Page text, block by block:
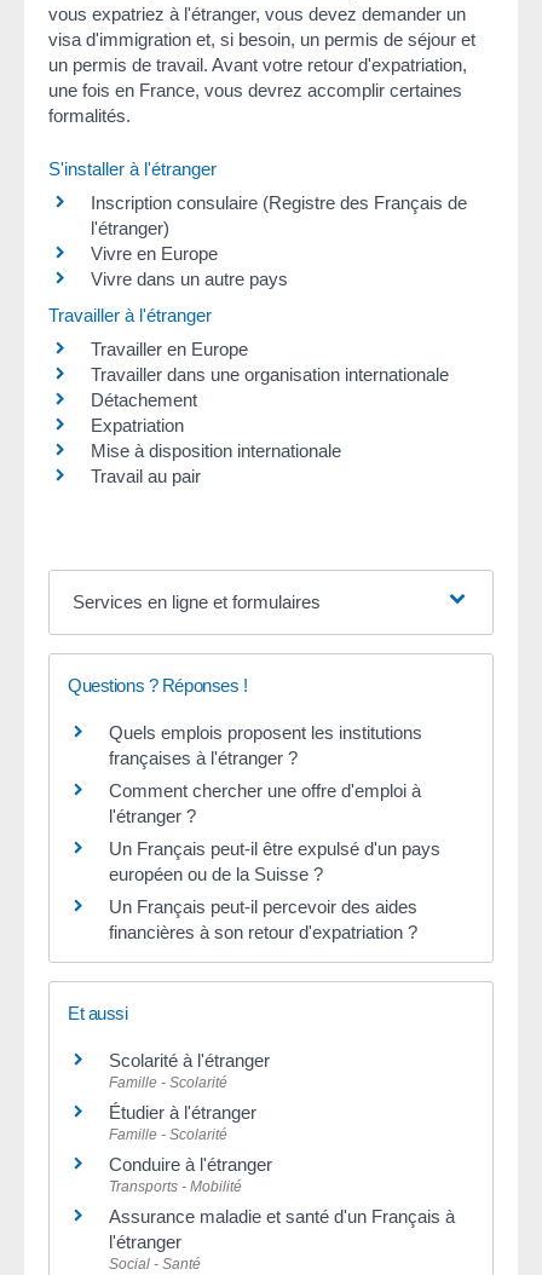
vous expatriez à l'étranger, vous devez demander un
visa d'immigration et, si besoin, un permis de séjour et
un permis de travail. Avant votre retour d'expatriation,
une fois en France, vous devrez accomplir certaines
formalités.
S'installer à l'étranger
Inscription consulaire (Registre des Français de
l'étranger)
Vivre en Europe
Vivre dans un autre pays
Travailler à l'étranger
Travailler en Europe
Travailler dans une organisation internationale
Détachement
Expatriation
Mise à disposition internationale
Travail au pair
Services en ligne et formulaires
Questions ? Réponses !
Quels emplois proposent les institutions
françaises à l'étranger ?
Comment chercher une offre d'emploi à
l'étranger ?
Un Français peut-il être expulsé d'un pays
européen ou de la Suisse ?
Un Français peut-il percevoir des aides
financières à son retour d'expatriation ?
Et aussi
Scolarité à l'étranger
Famille - Scolarité
Étudier à l'étranger
Famille - Scolarité
Conduire à l'étranger
Transports - Mobilité
Assurance maladie et santé d'un Français à
l'étranger
Social - Santé